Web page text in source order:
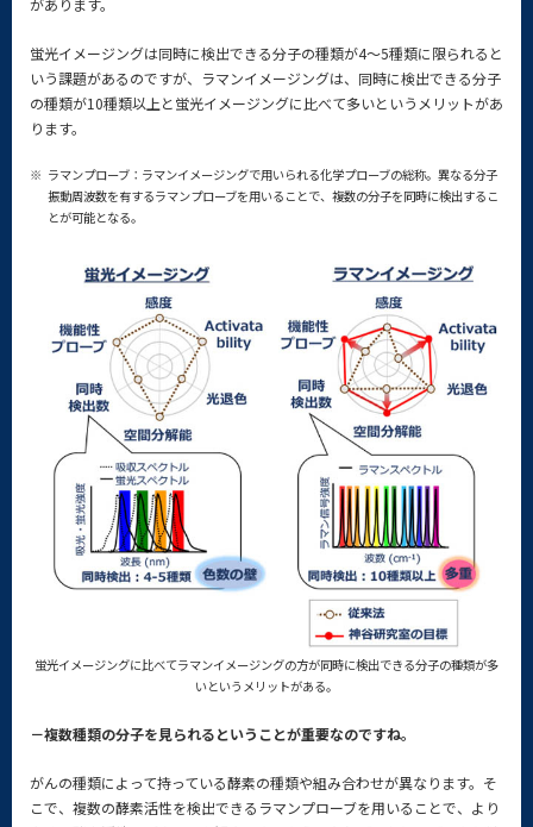
があります。
蛍光イメージングは同時に検出できる分子の種類が4～5種類に限られると
いう課題があるのですが、ラマンイメージングは、同時に検出できる分子
の種類が10種類以上と蛍光イメージングに比べて多いというメリットがあ
ります。
※ ラマンプローブ：ラマンイメージングで用いられる化学プローブの総称。異なる分子
振動周波数を有するラマンプローブを用いることで、複数の分子を同時に検出するこ
とが可能となる。
蛍光イメージングに比べてラマンイメージングの方が同時に検出できる分子の種類が多
いというメリットがある。
－複数種類の分子を見られるということが重要なのですね。
がんの種類によって持っている酵素の種類や組み合わせが異なります。そ
こで、複数の酵素活性を検出できるラマンプローブを用いることで、より